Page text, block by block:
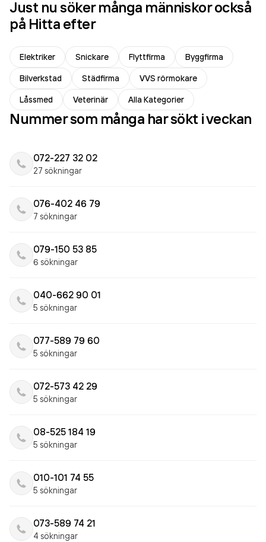
Just nu söker många människor också
på Hitta efter
Elektriker Snickare Flyttfirma
Byggfirma
Bilverkstad
Städfirma
VVS rörmokare
Låssmed
Veterinär Alla Kategorier
Nummer som många har sökt i veckan
072-227 32 02
27 sökningar
076-402 46 79
7 sökningar
079-150 53 85
6 sökningar
040-662 90 01
5 sökningar
077-589 79 60
5 sökningar
072-573 42 29
5 sökningar
08-525 184 19
5 sökningar
010-101 74 55
5 sökningar
073-589 74 21
4 sökningar